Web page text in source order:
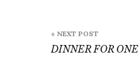
« NEXT POST
DINNER FOR ONE